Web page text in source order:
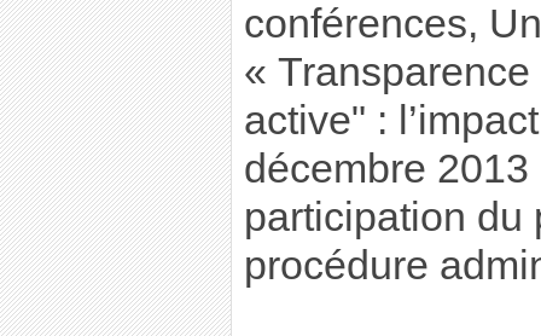
conférences,
«
active" :
décembre
participation du
procédure